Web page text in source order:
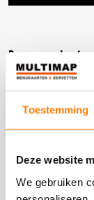
Toestemming
Deze website
We gebruiken
Deze
DOOS 600